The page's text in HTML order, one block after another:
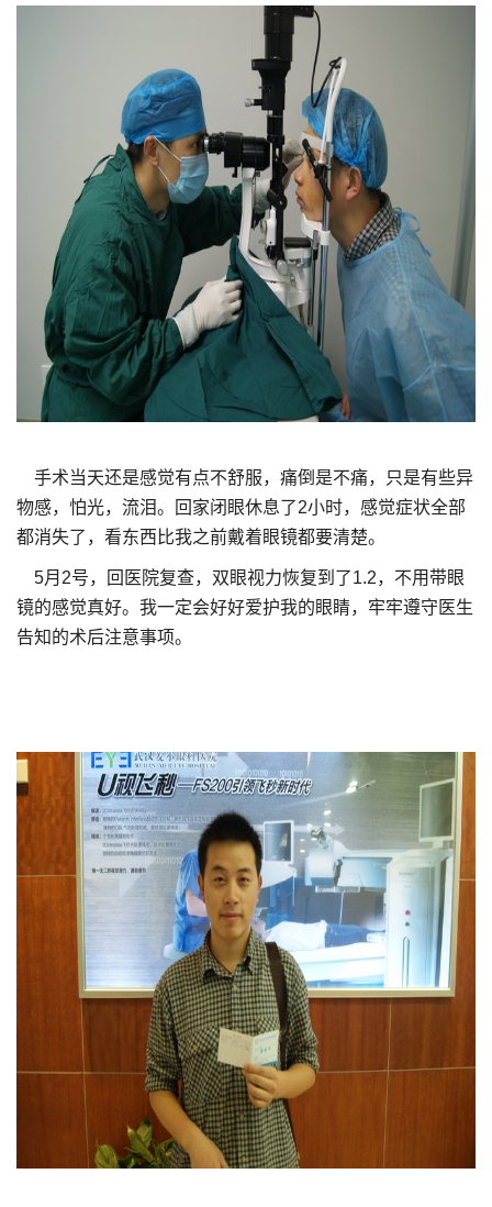
手术当天还是感觉有点不舒服，痛倒是不痛，只是有些异
物感，怕光，流泪。回家闭眼休息了2小时，感觉症状全部
都消失了，看东西比我之前戴着眼镜都要清楚。
5月2号，回医院复查，双眼视力恢复到了1.2，不用带眼
镜的感觉真好。我一定会好好爱护我的眼睛，牢牢遵守医生
告知的术后注意事项。